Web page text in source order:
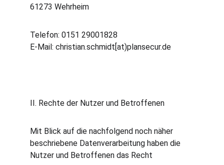
61273 Wehrheim
Telefon: 0151 29001828
E-Mail: christian.schmidt[at)plansecur.de
II. Rechte der Nutzer und Betroffenen
Mit Blick auf die nachfolgend noch näher
beschriebene Datenverarbeitung haben die
Nutzer und Betroffenen das Recht